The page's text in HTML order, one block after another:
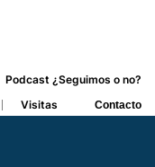
Podcast ¿Seguimos o no?
Publicaciones
Visitas